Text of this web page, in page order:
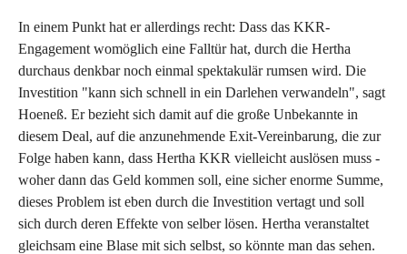
In einem Punkt hat er allerdings recht: Dass das KKR-
Engagement womöglich eine Falltür hat, durch die Hertha
durchaus denkbar noch einmal spektakulär rumsen wird. Die
Investition "kann sich schnell in ein Darlehen verwandeln", sagt
Hoeneß. Er bezieht sich damit auf die große Unbekannte in
diesem Deal, auf die anzunehmende Exit-Vereinbarung, die zur
Folge haben kann, dass Hertha KKR vielleicht auslösen muss -
woher dann das Geld kommen soll, eine sicher enorme Summe,
dieses Problem ist eben durch die Investition vertagt und soll
sich durch deren Effekte von selber lösen. Hertha veranstaltet
gleichsam eine Blase mit sich selbst, so könnte man das sehen.